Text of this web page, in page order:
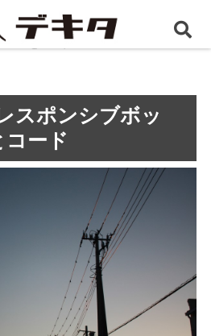
ムページ制作・WEB制作
3列横
CSSとコード
スポンシブボッ
ード